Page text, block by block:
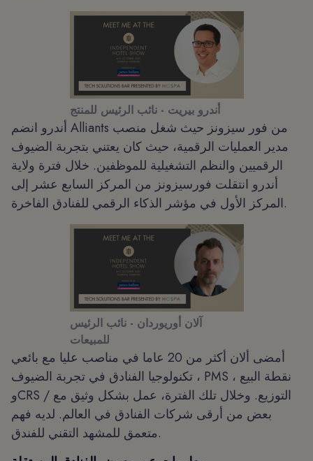
أندرو بيريت - نائب الرئيس للمنتج
أندرو انضم Alliants من فور سيزونز حيث شغل منصب
مدير العمليات الرقمية، حيث كان يعتني بتجربة الضيوف
الرقميين والنظم التشغيلية للموظفين. خلال فترة ولاية
أندرو انتقلت فورسيزونز من المركز السابع عشر إلى
المركز الأول في مؤشر الذكاء الرقمي للفنادق الفاخرة.
آلان أوريوردان - نائب الرئيس
للمبيعات
أمضى ألان أكثر من 20 عاما في مناصب عليا مع بائعي
تكنولوجيا الفنادق في تجربة الضيوف ، PMS ، نقطة البيع
وCRS / التوزيع. وخلال تلك الفترة، عمل بشكل وثيق مع
بعض من أرقى شركات الفنادق في العالم. لديه فهم
متعمق للمشهد التقني للفندق.